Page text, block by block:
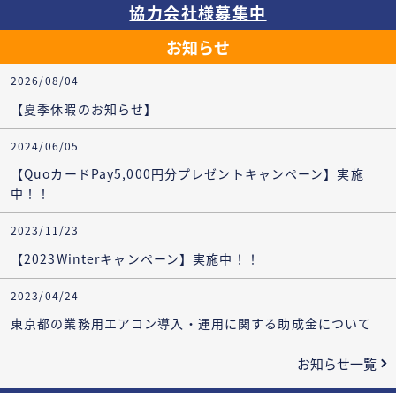
協力会社様募集中
お知らせ
2026/08/04
【夏季休暇のお知らせ】
2024/06/05
【QuoカードPay5,000円分プレゼントキャンペーン】実施
中！！
2023/11/23
【2023Winterキャンペーン】実施中！！
2023/04/24
東京都の業務用エアコン導入・運用に関する助成金について
お知らせ一覧